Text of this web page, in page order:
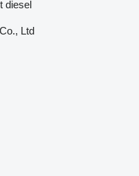
diesel
Ltd